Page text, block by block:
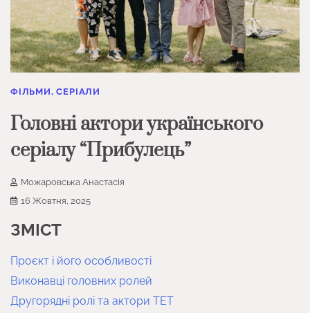
ФІЛЬМИ, СЕРІАЛИ
Головні актори українського
серіалу “Прибулець”
Можаровська Анастасія
16 Жовтня, 2025
ЗМІСТ
Проєкт і його особливості
Виконавці головних ролей
Другорядні ролі та актори ТЕТ